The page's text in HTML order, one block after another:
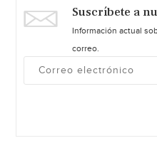
Suscríbete a
Información actual
correo.